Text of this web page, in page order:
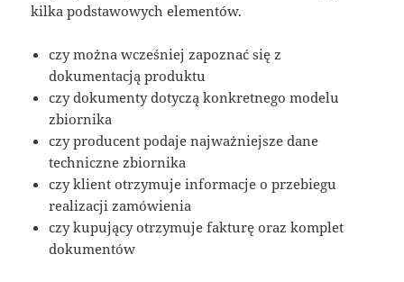
kilka podstawowych elementów.
czy można wcześniej zapoznać się z
dokumentacją produktu
czy dokumenty dotyczą konkretnego modelu
zbiornika
czy producent podaje najważniejsze dane
techniczne zbiornika
czy klient otrzymuje informacje o przebiegu
realizacji zamówienia
czy kupujący otrzymuje fakturę oraz komplet
dokumentów